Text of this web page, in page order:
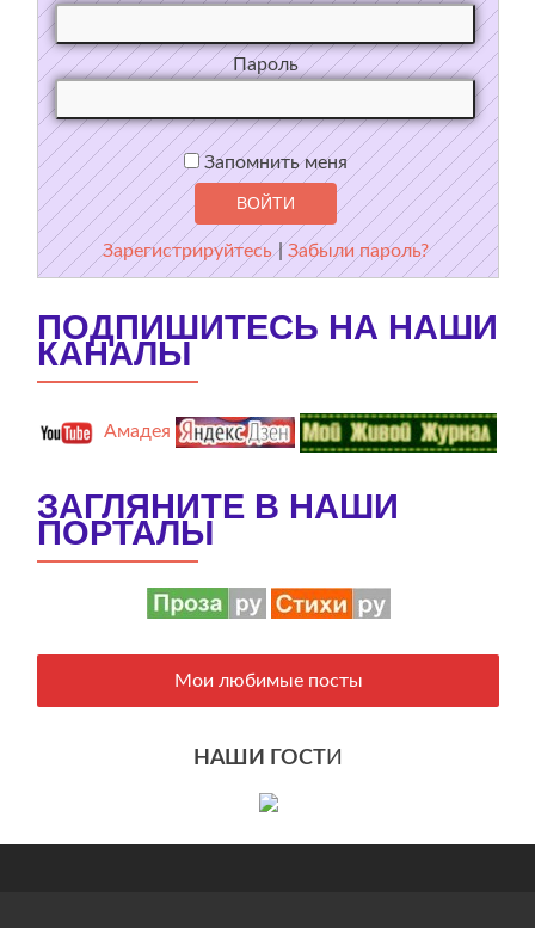
Пароль
Запомнить меня
Зарегистрируйтесь |Забыли пароль?
ПОДПИШИТЕСЬ НА НАШИ
КАНАЛЫ
Амадея
ЗАГЛЯНИТЕ В НАШИ
ПОРТАЛЫ
Мои любимые посты
НАШИ ГОСТИ